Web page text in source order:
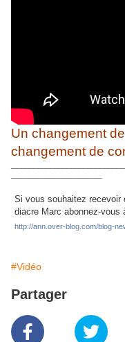
Un changement
changement de
Si vous souhaitez recevoir
diacre Marc abonnez-vous
http://ann.over-blog.com/blog-
#Vidéo
Partager